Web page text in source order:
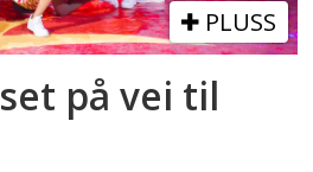
PLUSS
på vei til